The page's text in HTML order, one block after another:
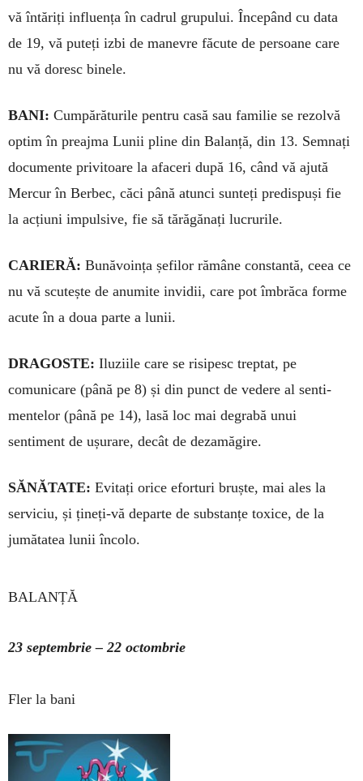
vă întăriți influența în cadrul grupului. Începând cu data
de 19, vă puteți izbi de manevre fă­cute de persoane care
nu vă doresc binele.
BANI: Cumpărăturile pentru casă sau familie se rezolvă
optim în preaj­ma Lunii pline din Balanță, din 13. Semnați
documente privitoare la afa­ceri după 16, când vă ajută
Mercur în Ber­bec, căci până atunci sunteți pre­dispuși fie
la acțiuni impulsive, fie să tă­răgănați lucru­ri­le.
CARIERĂ: Bună­vo­ința șefilor ră­mâne constantă, ceea ce
nu vă scu­teș­te de anu­mite invidii, care pot îm­brăca forme
acute în a doua parte a lunii.
DRAGOSTE: Iluziile care se risi­pesc treptat, pe
comunicare (până pe 8) și din punct de vedere al senti­
mentelor (până pe 14), lasă loc mai degrabă unui
sentiment de ușurare, decât de dezamăgire.
SĂNĂTATE: Evitați orice eforturi bruște, mai ales la
serviciu, și ține­ți-vă departe de substanțe toxice, de la
jumătatea lunii încolo.
BALANȚĂ
23 septembrie ­– 22 octombrie
Fler la bani